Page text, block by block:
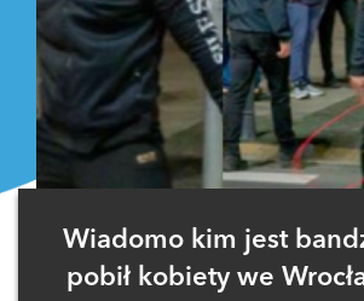
Wiadomo kim jest
pobił kobiety we